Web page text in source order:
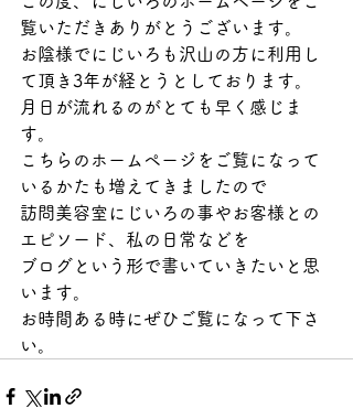
覧いただきありがとうございます。
お陰様でにじいろも沢山の方に利用し
て頂き3年が経とうとしております。
月日が流れるのがとても早く感じま
す。
こちらのホームページをご覧になって
いるかたも増えてきましたので
訪問美容室にじいろの事やお客様との
エピソード、私の日常などを
ブログという形で書いていきたいと思
います。
お時間ある時にぜひご覧になって下さ
い。